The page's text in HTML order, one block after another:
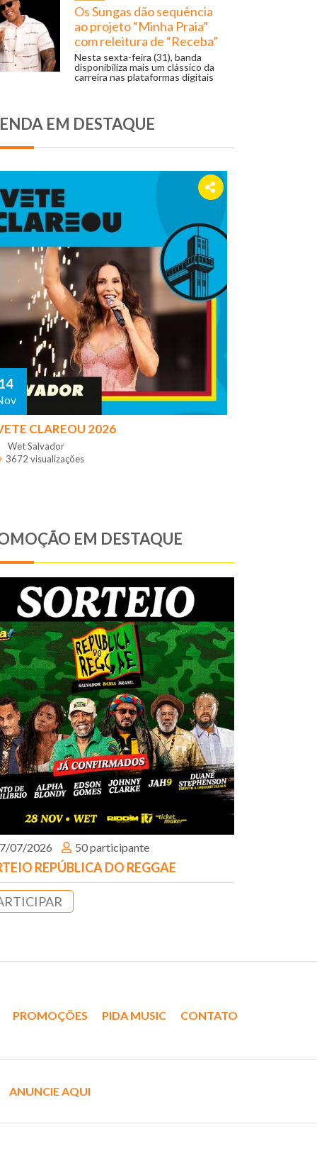
Os Sungas dão sequência
ao projeto “Minha Praia”
com releitura de “Receba”
Nesta sexta-feira (31), banda
disponibiliza mais um clássico da
carreira nas plataformas digitais
EM DESTAQUE
CLAREOU 2026
Wet Salvador
3672 visualizações
EM DESTAQUE
07/2026 50 participante
REPÚBLICA DO REGGAE
PROMOÇÕES PIDA MUSIC CONTATO
ANUNCIE AQUI